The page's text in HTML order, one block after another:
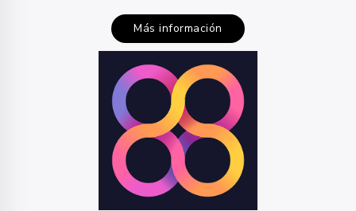
Más información